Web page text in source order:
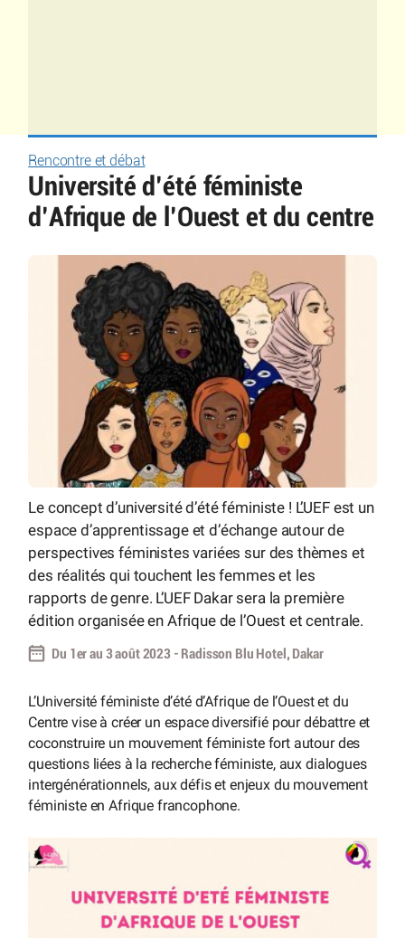
Rencontre et débat
Université d’été féministe
d’Afrique de l’Ouest et du centre
Le concept d’université d’été féministe ! L’UEF est un
espace d’apprentissage et d’échange autour de
perspectives féministes variées sur des thèmes et
des réalités qui touchent les femmes et les
rapports de genre. L’UEF Dakar sera la première
édition organisée en Afrique de l’Ouest et centrale.
Du 1er au 3 août 2023 - Radisson Blu Hotel, Dakar
L’Université féministe d’été d’Afrique de l’Ouest et du
Centre vise à créer un espace diversifié pour débattre et
coconstruire un mouvement féministe fort autour des
questions liées à la recherche féministe, aux dialogues
intergénérationnels, aux défis et enjeux du mouvement
féministe en Afrique francophone.